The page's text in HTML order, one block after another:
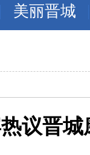
美丽晋城
议晋城